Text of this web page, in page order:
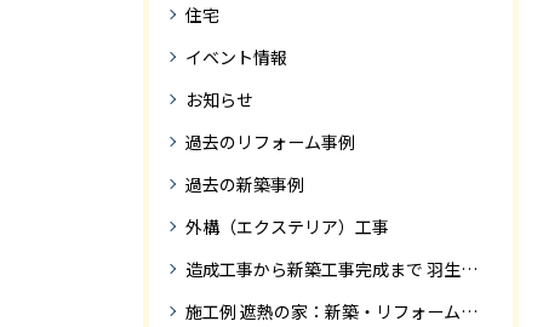
住宅
イベント情報
お知らせ
過去のリフォーム事例
過去の新築事例
外構（エクステリア）工事
造成工事から新築工事完成まで 羽生市Ｓ様邸新築工事・
施工例 遮熱の家：新築・リフォーム ドローンにて空撮